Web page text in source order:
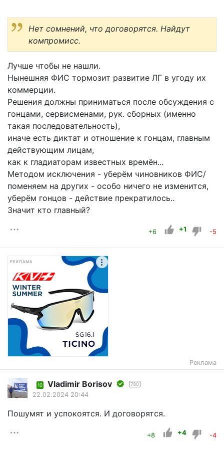
Нет сомнений, что договорятся. Найдут
компромисс.
Лучше чтобы не нашли.
Нынешняя ФИС тормозит развитие ЛГ в угоду их
коммерции.
Решения должны приниматься после обсуждения с
гонцами, сервисменами, рук. сборных (именно
такая последовательность),
иначе есть диктат и отношение к гонцам, главным
действующим лицам,
как к гладиаторам известных времён...
Методом исключения - уберём чиновников ФИС/
поменяем на других - особо ничего не изменится,
уберём гонцов - действие прекратилось..
Значит кто главный?
+6 +1 -5
РЕКЛАМА
Реклама
10 Vladimir Borisov 780
22.02.2024 20:44
Пошумят и успокоятся. И договорятся.
+8 +4 -4